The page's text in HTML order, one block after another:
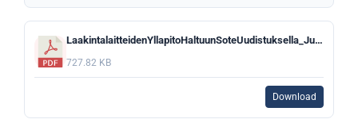
LaakintalaitteidenYllapitoHaltuunSoteUudistuksella_JuhaPalve.pdf
727.82 KB
Download